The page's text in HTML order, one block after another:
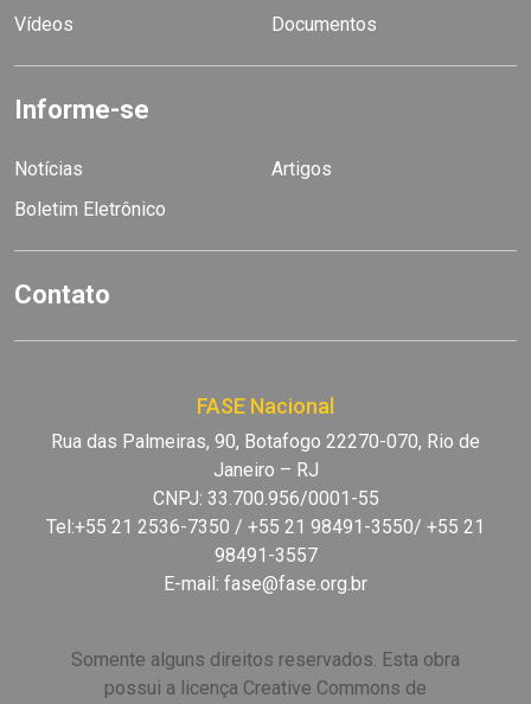
Vídeos
Documentos
Informe-se
Notícias
Artigos
Boletim Eletrônico
Contato
FASE Nacional
Rua das Palmeiras, 90, Botafogo 22270-070, Rio de
Janeiro – RJ
CNPJ: 33.700.956/0001-55
Tel:+55 21 2536-7350 / +55 21 98491-3550/ +55 21
98491-3557
E-mail: fase@fase.org.br
Somente alguns direitos reservados. Esta obra
possui a licença Creative Commons de